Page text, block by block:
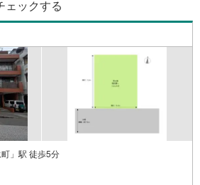
ェックする
」駅 徒歩5分